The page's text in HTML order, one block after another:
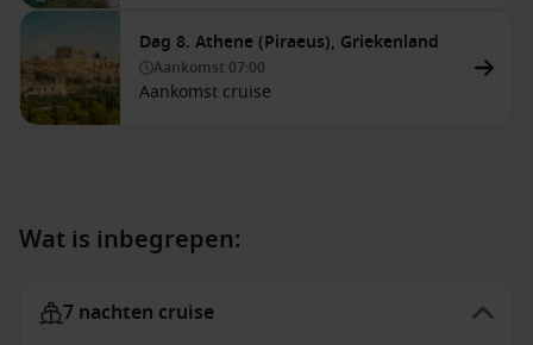
Dag 8. Athene (Piraeus), Griekenland
Aankomst 07:00
Aankomst cruise
Wat is inbegrepen:
7 nachten cruise